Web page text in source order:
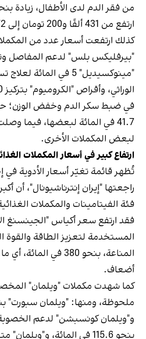
ارتفع من 431 ألفًا و200 تومان إلى 572 ألف تومان.
كذلك ارتفعت أسعار عدد من
"بيرفليكس بلس" لدعم المفاصل
"مينوكسيديل" 5 في
في ضبط سكر الدم وخفض الوزن؛
لبعض المكملات الأخرى.
ارتفاع كبير في أسعار المكملات
تُظهر قائمة تغيّر أسعار الأدوية في
راجعتها "إيران إنترناشيونال"، أن
فئة الفيتامينات والمكملات
المستخدمة لتعزيز الطاقة والقوة
أضعاف.
كما شهدت مكملات "ويلمان"
و"ويلمان كونسبشن" لدعم
بنحو 115.6 في المائة،